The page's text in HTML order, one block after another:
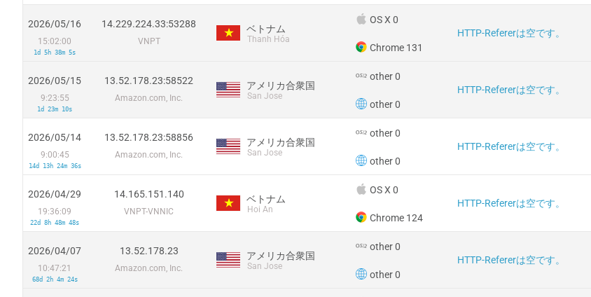
2026/05/16
15:02:00
1d 5h 38m 5s
14.229.224.33:53288
VNPT
ベトナム
Thanh Hóa
OS X 0
Chrome 131
HTTP-Refererは空です。
2026/05/15
9:23:55
1d 23m 10s
13.52.178.23:58522
Amazon.com, Inc.
アメリカ合衆国
San Jose
other 0
other 0
HTTP-Refererは空です。
2026/05/14
9:00:45
14d 13h 24m 36s
13.52.178.23:58856
Amazon.com, Inc.
アメリカ合衆国
San Jose
other 0
other 0
HTTP-Refererは空です。
2026/04/29
19:36:09
22d 8h 48m 48s
14.165.151.140
VNPT-VNNIC
ベトナム
Hoi An
OS X 0
Chrome 124
HTTP-Refererは空です。
2026/04/07
10:47:21
68d 2h 4m 24s
13.52.178.23
Amazon.com, Inc.
アメリカ合衆国
San Jose
other 0
other 0
HTTP-Refererは空です。